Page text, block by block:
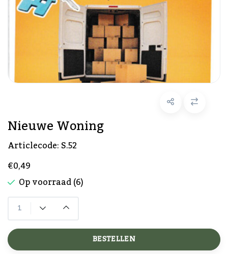
Nieuwe Woning
Articlecode:S.52
€0,49
Op voorraad (6)
BESTELLEN